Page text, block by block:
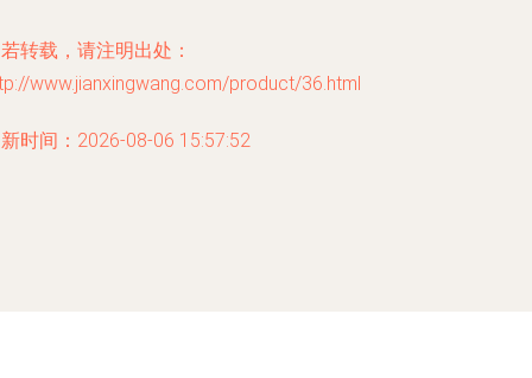
转载，请注明出处：
www.jianxingwang.com/product/36.html
时间：2026-08-06 15:57:52